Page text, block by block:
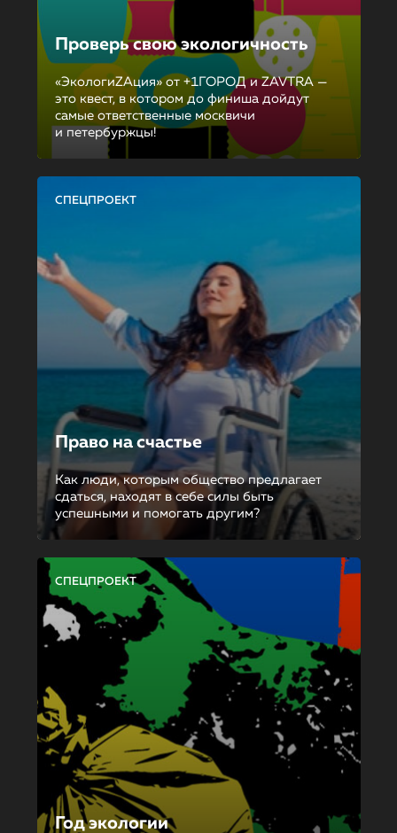
Проверь свою экологичность
«ЭкологиZAция» от +1ГОРОД и ZAVTRA —
это квест, в котором до финиша дойдут
самые ответственные москвичи
и петербуржцы!
СПЕЦПРОЕКТ
Право на счастье
Как люди, которым общество предлагает
сдаться, находят в себе силы быть
успешными и помогать другим?
СПЕЦПРОЕКТ
Год экологии